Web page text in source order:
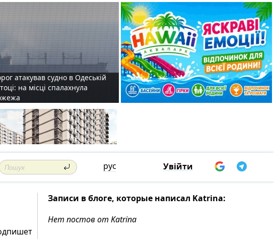
атакував судно в Одеській
на місці спалахнула
рус Увійти
Записи в блоге, которые написал Katrina:
Нет постов от Katrina